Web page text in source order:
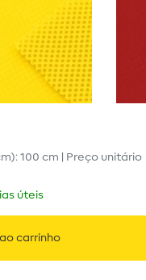
100 cm | Preço unitário
úteis
carrinho